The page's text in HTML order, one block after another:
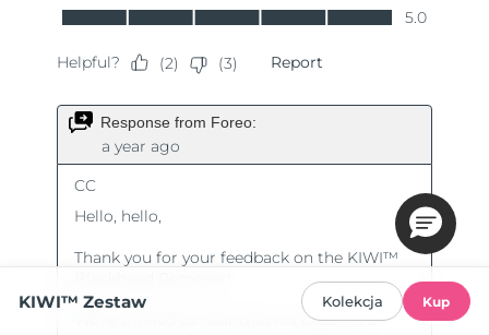
KIWI™ Zestaw Kolekcja Kup